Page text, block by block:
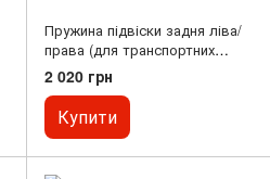
Пружина підвіски задня ліва/
права (для транспортних
засобів без спортивної
підвіски) VW MULTIVAN T5,
MULTIVAN T6, TRANSPORTER
T5, TRANSPORTER T6,
2 020 грн
Купити